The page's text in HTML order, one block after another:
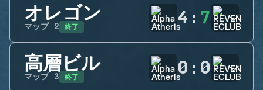
オレゴン
マップ 2 終了 4 : 7
高層ビル
マップ 3 終了 0 : 0